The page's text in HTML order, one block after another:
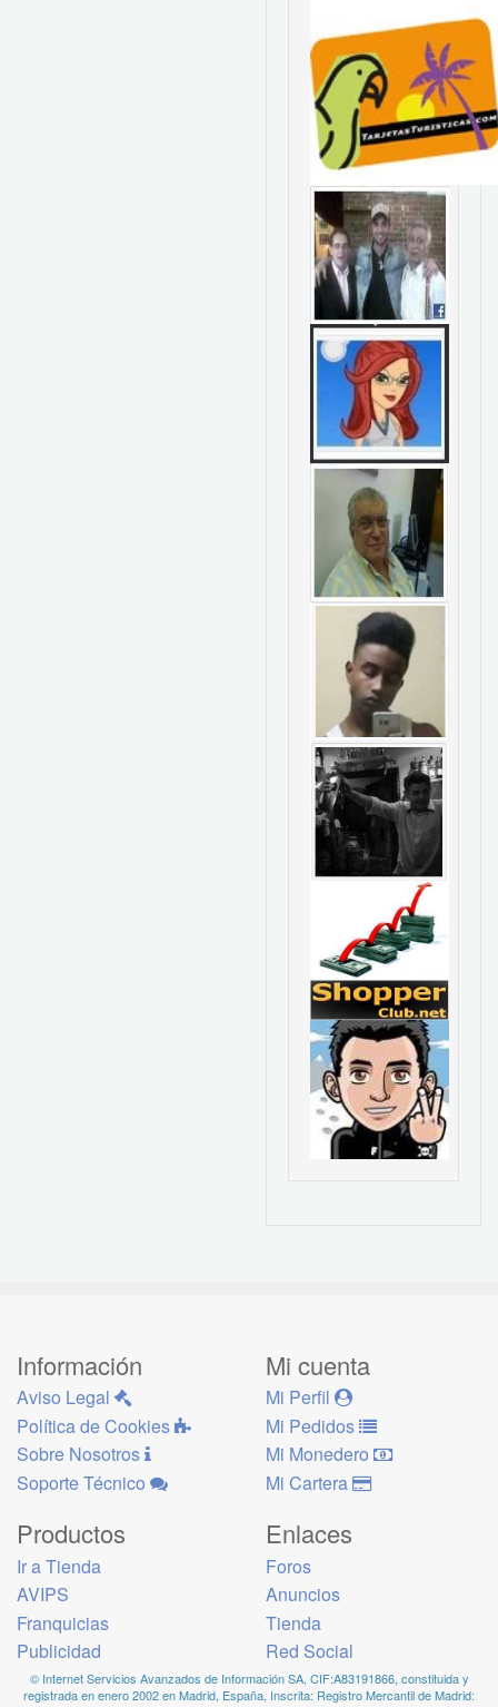
Información
Aviso Legal
Política de Cookies
Sobre Nosotros
Soporte Técnico
Mi cuenta
Mi Perfil
Mi Pedidos
Mi Monedero
Mi Cartera
Productos
Ir a Tienda
AVIPS
Franquicias
Publicidad
Enlaces
Foros
Anuncios
Tienda
Red Social
© Internet Servicios Avanzados de Información SA, CIF:A83191866, constituida y
registrada en enero 2002 en Madrid, España, Inscrita: Registro Mercantil de Madrid: